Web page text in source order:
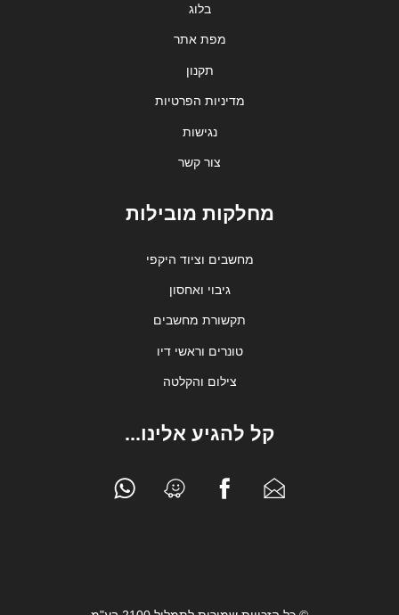
בלוג
מפת אתר
תקנון
מדיניות הפרטיות
נגישות
צור קשר
מחלקות מובילות
מחשבים וציוד היקפי
גיבוי ואחסון
תקשורת מחשבים
טונרים וראשי דיו
צילום והקלטה
קל להגיע אלינו...